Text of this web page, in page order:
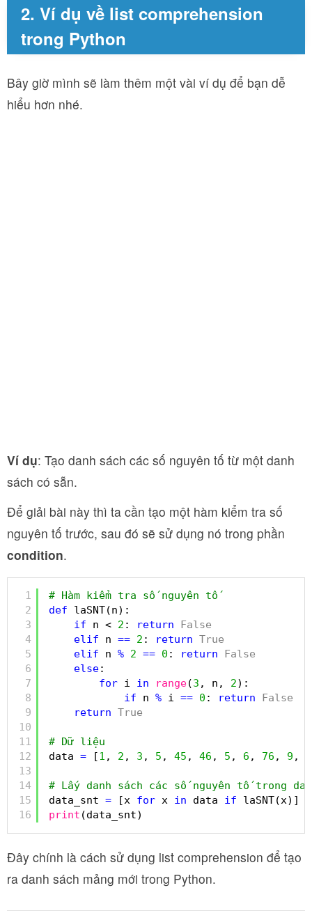
2. Ví dụ về list comprehension
trong Python
Bây giờ mình sẽ làm thêm một vài ví dụ để bạn dễ
hiểu hơn nhé.
Ví dụ: Tạo danh sách các số nguyên tố từ một danh
sách có sẵn.
Để giải bài này thì ta cần tạo một hàm kiểm tra số
nguyên tố trước, sau đó sẽ sử dụng nó trong phần
condition.
1
2
3
4
5
6
7
8
9
10
11
12
13
14
15
16
# Hàm kiểm tra số nguyên tố
def
laSNT(n):
if
n < 2 : return
False
elif
n == 2 : return True
elif
n % 2 == 0 : return
False
else:
for i in range(3 , n, 2):
if
n % i == 0 : return
False
return True
# Dữ liệu
data = [1 , 2 , 3 , 5 , 45 , 46 , 5 , 6 , 76 , 9 ,
# Lấy danh sách các số nguyên tố trong
data_snt = [x for x in data if
laSNT(x)]
print (data_snt)
Đây chính là cách sử dụng list comprehension để tạo
ra danh sách mảng mới trong Python.